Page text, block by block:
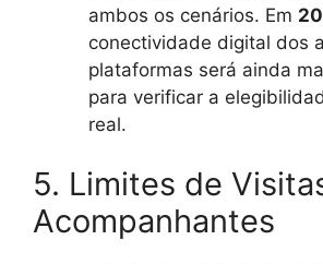
ambos os cenários. Em
conectividade digital dos
plataformas será ainda
para verificar a
real.
5. Limites de
Acompanhantes